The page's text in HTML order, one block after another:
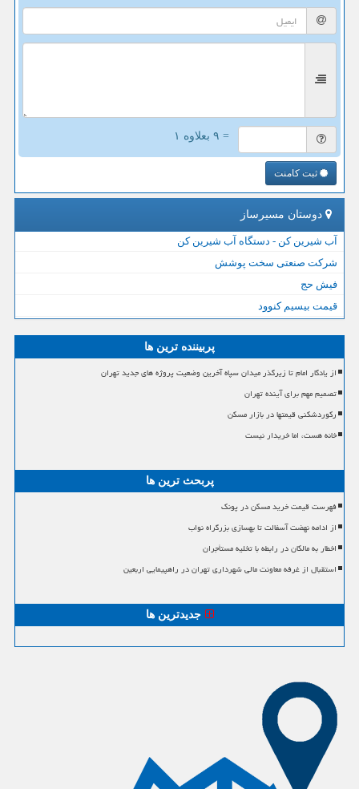
= ۹ بعلاوه ۱
ثبت کامنت
دوستان مسیرساز
آب شیرین کن - دستگاه آب شیرین کن
شرکت صنعتی سخت پوشش
فیش حج
قیمت بیسیم کنوود
پربیننده ترین ها
از یادگار امام تا زیرگذر میدان سپاه آخرین وضعیت پروژه های جدید تهران
تصمیم مهم برای آینده تهران
رکوردشکنی قیمتها در بازار مسکن
خانه هست، اما خریدار نیست
پربحث ترین ها
فهرست قیمت خرید مسکن در پونک
از ادامه نهضت آسفالت تا بهسازی بزرگراه نواب
اخطار به مالکان در رابطه با تخلیه مستأجران
استقبال از غرفه معاونت مالی شهرداری تهران در راهپیمایی اربعین
جدیدترین ها